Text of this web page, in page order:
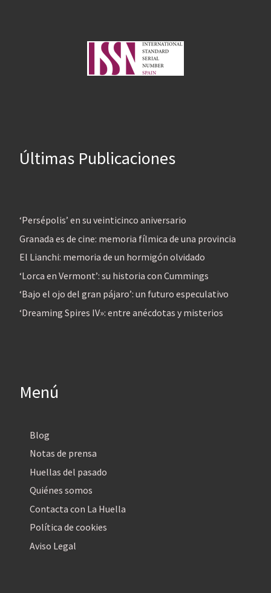
Últimas Publicaciones
‘Persépolis’ en su veinticinco aniversario
Granada es de cine: memoria fílmica de una provincia
El Lianchi: memoria de un hormigón olvidado
‘Lorca en Vermont’: su historia con Cummings
‘Bajo el ojo del gran pájaro’: un futuro especulativo
‘Dreaming Spires IV»: entre anécdotas y misterios
Menú
Blog
Notas de prensa
Huellas del pasado
Quiénes somos
Contacta con La Huella
Política de cookies
Aviso Legal